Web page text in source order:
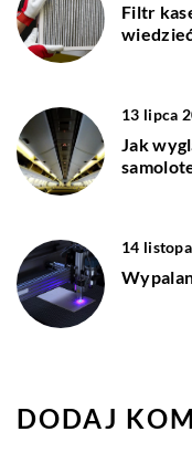
Filtr
13 lipca
Jak
14
DODAJ